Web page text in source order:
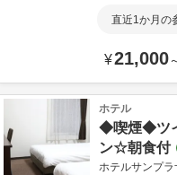
直近1か月の
¥21,000
ホテル
◆喫煙◆ツ
ン☆朝食付
ホテルサンプラ